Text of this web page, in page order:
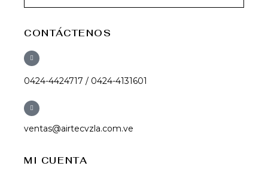
CONTÁCTENOS
0424-4424717 / 0424-4131601
ventas@airtecvzla.com.ve
MI CUENTA